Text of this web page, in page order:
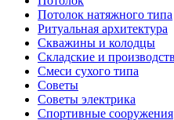
Потолок натяжного типа
Ритуальная архитектура
Скважины и колодцы
Складские и
Смеси сухого типа
Советы
Советы электрика
Спортивные сооружения